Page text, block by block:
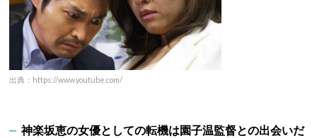
出典：https://www.youtube.com/
神楽坂恵の女優としての転機は園子温監督との出会いだ